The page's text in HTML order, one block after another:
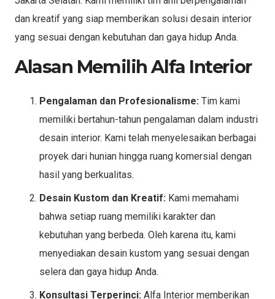
dan kreatif yang siap memberikan solusi desain interior
yang sesuai dengan kebutuhan dan gaya hidup Anda.
Alasan Memilih Alfa Interior
Pengalaman dan Profesionalisme: Tim kami
memiliki bertahun-tahun pengalaman dalam industri
desain interior. Kami telah menyelesaikan berbagai
proyek dari hunian hingga ruang komersial dengan
hasil yang berkualitas.
Desain Kustom dan Kreatif: Kami memahami
bahwa setiap ruang memiliki karakter dan
kebutuhan yang berbeda. Oleh karena itu, kami
menyediakan desain kustom yang sesuai dengan
selera dan gaya hidup Anda.
Konsultasi Terperinci: Alfa Interior memberikan